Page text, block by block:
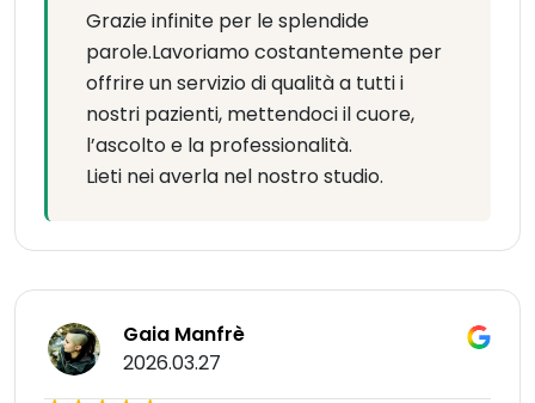
Grazie infinite per le splendide
parole.Lavoriamo costantemente per
offrire un servizio di qualità a tutti i
nostri pazienti, mettendoci il cuore,
l’ascolto e la professionalità.
Lieti nei averla nel nostro studio.
Gaia Manfrè
2026.03.27